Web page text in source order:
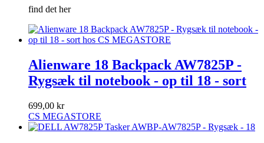
find det her
Alienware 18 Backpack AW7825P -
Rygsæk til notebook - op til 18 - sort
699,00 kr
CS MEGASTORE